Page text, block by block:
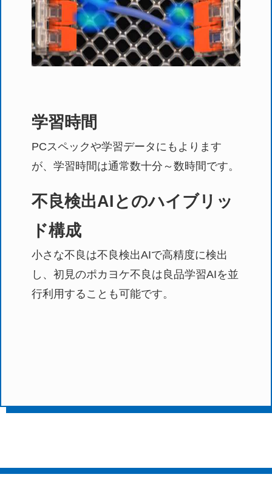
学習時間
PCスペックや学習データにもよります
が、学習時間は通常数十分～数時間です。
不良検出AIとのハイブリッ
ド構成
小さな不良は不良検出AIで高精度に検出
し、初見のポカヨケ不良は良品学習AIを並
行利用することも可能です。